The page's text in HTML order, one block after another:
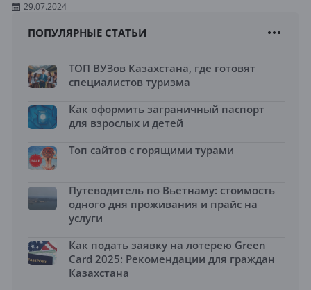
29.07.2024
ПОПУЛЯРНЫЕ СТАТЬИ
ТОП ВУЗов Казахстана, где готовят
специалистов туризма
Как оформить заграничный паспорт
для взрослых и детей
Топ сайтов с горящими турами
Путеводитель по Вьетнаму: стоимость
одного дня проживания и прайс на
услуги
Как подать заявку на лотерею Green
Card 2025: Рекомендации для граждан
Казахстана